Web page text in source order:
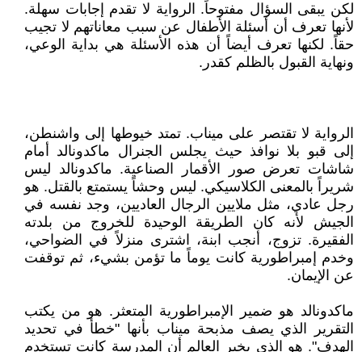
لكن يبقى السؤال مفتوحاً. الرواية لا تقدم إجابات سهلة.
لأنها تعرف أن أسئلة الأطفال عن سبب معاناتهم لا تجيب
حقاً. لكنها تعرف أيضاً أن هذه الأسئلة هي بداية الوعي،
ونهاية القبول بالظلم كقدر.
الرواية لا تقتصر على ميناب. تمتد خيوطها إلى واشنطن،
إلى قبو بلا نوافذ حيث يجلس الجنرال ماكدونالد أمام
شاشات تعرض صور الأقمار الصناعية. ماكدونالد ليس
شريراً بالمعنى الكلاسيكي. ليس وحشاً يستمتع بالقتل. هو
رجل عادي، مثل ملايين الرجال العاديين، وجد نفسه في
الجيش لأنه كان الطريقة الوحيدة للخروج من بلدته
الفقيرة. تزوج، أنجب ابنة، اشترى منزلاً في الضواحي،
وخدم إمبراطورية كانت يوماً ما تؤمن بشيء، ثم توقفت
عن الإيمان.
ماكدونالد هو ضمير الإمبراطورية المتعثر. هو من يكتب
التقرير الذي يصف مذبحة ميناب بأنها "خطأ في تحديد
الهدف". هو الذي يخبر العالم أن المدرسة كانت تستخدم